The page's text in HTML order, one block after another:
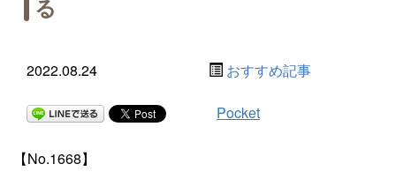
る
2022.08.24 おすすめ記事
Pocket
【No.1668】